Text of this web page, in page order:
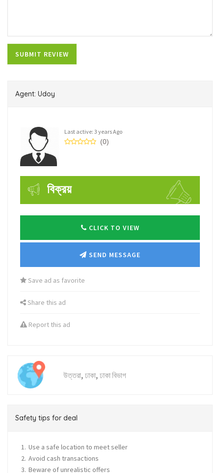
Agent: Udoy
Last active: 3 years Ago
(0)
বিক্রয়
CLICK TO VIEW
SEND MESSAGE
Save ad as favorite
Share this ad
Report this ad
উত্তরা, ঢাকা, ঢাকা বিভাগ
Safety tips for deal
Use a safe location to meet seller
Avoid cash transactions
Beware of unrealistic offers